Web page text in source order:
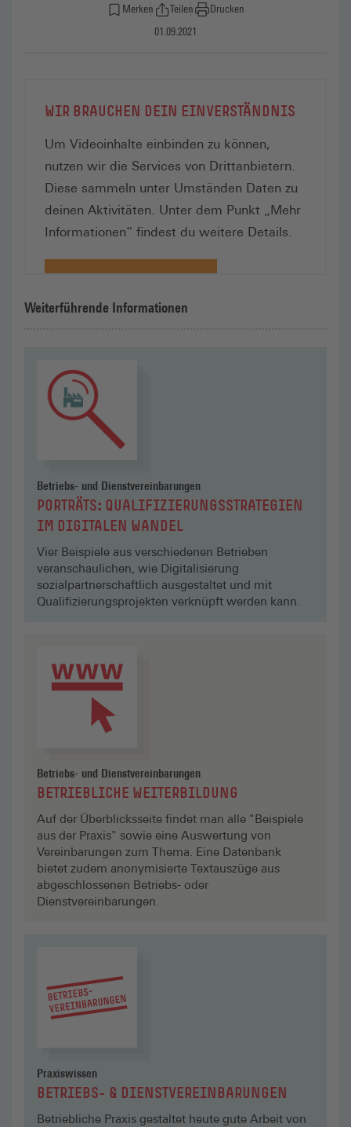
Merken Teilen
Drucken
01.09.2021
WIR BRAUCHEN DEIN EINVERSTÄNDNIS
Um Videoinhalte einbinden zu können,
nutzen wir die Services von Drittanbietern.
Diese sammeln unter Umständen Daten zu
deinen Aktivitäten. Unter dem Punkt „Mehr
Informationen“ findest du weitere Details.
Weiterführende Informationen
Betriebs- und Dienstvereinbarungen
PORTRÄTS: QUALIFIZIERUNGS­STRATEGIEN
IM DIGITALEN WANDEL
Vier Beispiele aus verschiedenen Betrieben
veranschaulichen, wie Digitalisierung
sozialpartnerschaftlich ausgestaltet und mit
Qualifizierungsprojekten verknüpft werden kann.
Betriebs- und Dienstvereinbarungen
BETRIEBLICHE WEITERBILDUNG
Auf der Überblicksseite findet man alle "Beispiele
aus der Praxis" sowie eine Auswertung von
Vereinbarungen zum Thema. Eine Datenbank
bietet zudem anonymisierte Textauszüge aus
abgeschlossenen Betriebs- oder
Dienstvereinbarungen.
Praxiswissen
BETRIEBS- & DIENSTVEREINBARUNGEN
Betriebliche Praxis gestaltet heute gute Arbeit von